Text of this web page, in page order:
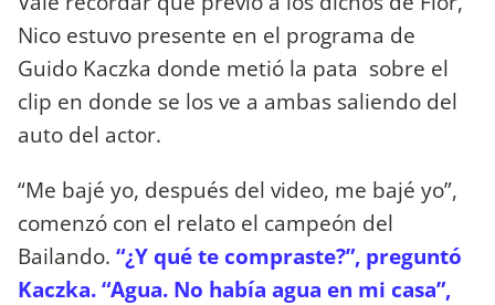
Nico estuvo presente en el programa de
Guido Kaczka donde metió la pata sobre el
clip en donde se los ve a ambas saliendo del
auto del actor.
“Me bajé yo, después del video, me bajé yo”,
comenzó con el relato el campeón del
Bailando. “¿Y qué te compraste?”, preguntó
Kaczka. “Agua. No había agua en mi casa”,